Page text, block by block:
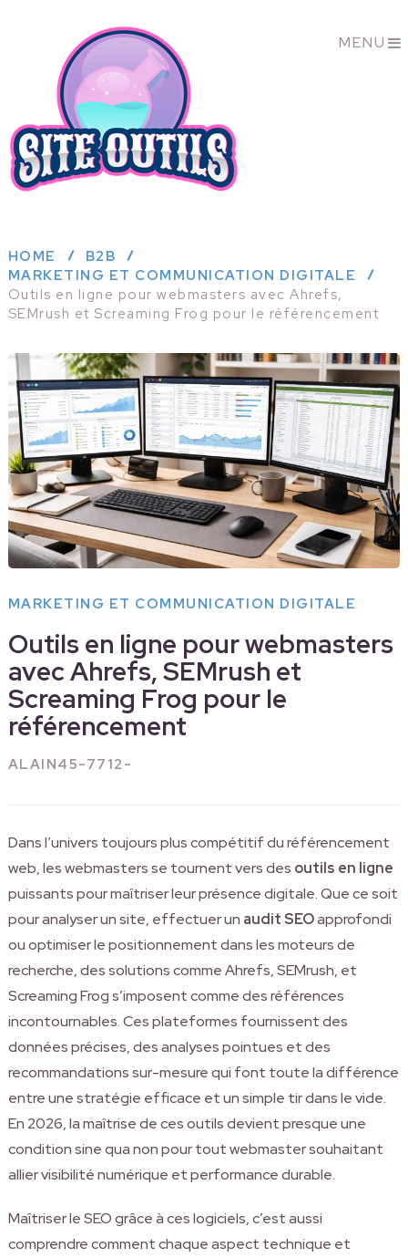
MENU
HOME
B2B
MARKETING ET COMMUNICATION DIGITALE
Outils en ligne pour webmasters avec Ahrefs,
SEMrush et Screaming Frog pour le référencement
MARKETING ET COMMUNICATION DIGITALE
Outils en ligne pour webmasters
avec Ahrefs, SEMrush et
Screaming Frog pour le
référencement
ALAIN45-7712-
Dans l’univers toujours plus compétitif du référencement
web, les webmasters se tournent vers des outils en ligne
puissants pour maîtriser leur présence digitale. Que ce soit
pour analyser un site, effectuer un audit SEOapprofondi
ou optimiser le positionnement dans les moteurs de
recherche, des solutions comme Ahrefs, SEMrush, et
Screaming Frog s’imposent comme des références
incontournables. Ces plateformes fournissent des
données précises, des analyses pointues et des
recommandations sur-mesure qui font toute la différence
entre une stratégie efficace et un simple tir dans le vide.
En 2026, la maîtrise de ces outils devient presque une
condition sine qua non pour tout webmaster souhaitant
allier visibilité numérique et performance durable.
Maîtriser le SEO grâce à ces logiciels, c’est aussi
comprendre comment chaque aspect technique et